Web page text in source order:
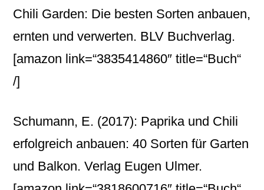
Chili Garden: Die besten Sorten anbauen,
ernten und verwerten. BLV Buchverlag.
[amazon link=“3835414860″ title=“Buch“
/]
Schumann, E. (2017): Paprika und Chili
erfolgreich anbauen: 40 Sorten für Garten
und Balkon. Verlag Eugen Ulmer.